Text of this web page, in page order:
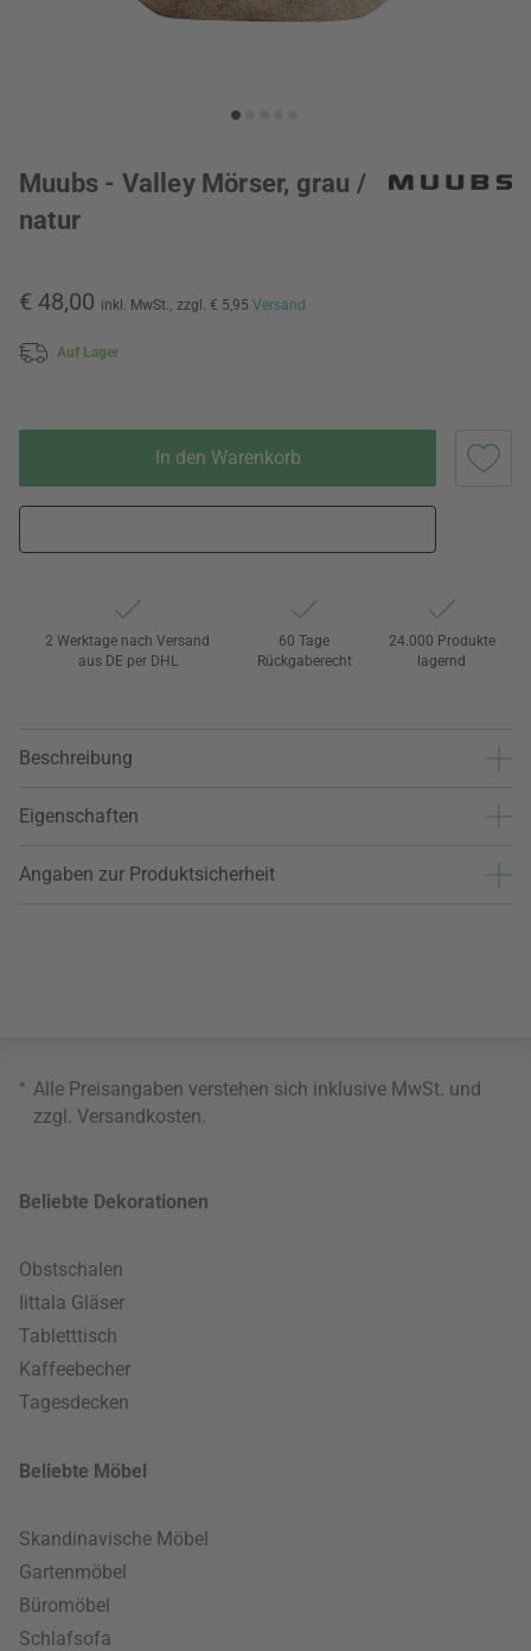
Muubs - Valley Mörser, grau /
natur
€ 48,00 inkl. MwSt., zzgl. € 5,95 Versand
Auf Lager
In den Warenkorb
2 Werktage nach Versand
aus DE per DHL
60 Tage
Rückgaberecht
24.000 Produkte
lagernd
Beschreibung
Eigenschaften
Angaben zur Produktsicherheit
* Alle Preisangaben verstehen sich inklusive MwSt. und
zzgl. Versandkosten
Beliebte Dekorationen
Obstschalen
Iittala Gläser
Tabletttisch
Kaffeebecher
Tagesdecken
Beliebte Möbel
Skandinavische Möbel
Gartenmöbel
Büromöbel
Schlafsofa